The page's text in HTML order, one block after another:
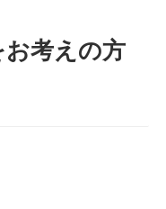
お考えの方